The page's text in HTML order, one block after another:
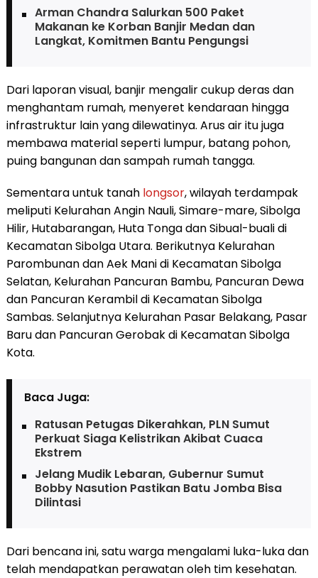
Arman Chandra Salurkan 500 Paket
Makanan ke Korban Banjir Medan dan
Langkat, Komitmen Bantu Pengungsi
Dari laporan visual, banjir mengalir cukup deras dan
menghantam rumah, menyeret kendaraan hingga
infrastruktur lain yang dilewatinya. Arus air itu juga
membawa material seperti lumpur, batang pohon,
puing bangunan dan sampah rumah tangga.
Sementara untuk tanah longsor, wilayah terdampak
meliputi Kelurahan Angin Nauli, Simare-mare, Sibolga
Hilir, Hutabarangan, Huta Tonga dan Sibual-buali di
Kecamatan Sibolga Utara. Berikutnya Kelurahan
Parombunan dan Aek Mani di Kecamatan Sibolga
Selatan, Kelurahan Pancuran Bambu, Pancuran Dewa
dan Pancuran Kerambil di Kecamatan Sibolga
Sambas. Selanjutnya Kelurahan Pasar Belakang, Pasar
Baru dan Pancuran Gerobak di Kecamatan Sibolga
Kota.
Baca Juga:
Ratusan Petugas Dikerahkan, PLN Sumut
Perkuat Siaga Kelistrikan Akibat Cuaca
Ekstrem
Jelang Mudik Lebaran, Gubernur Sumut
Bobby Nasution Pastikan Batu Jomba Bisa
Dilintasi
Dari bencana ini, satu warga mengalami luka-luka dan
telah mendapatkan perawatan oleh tim kesehatan.